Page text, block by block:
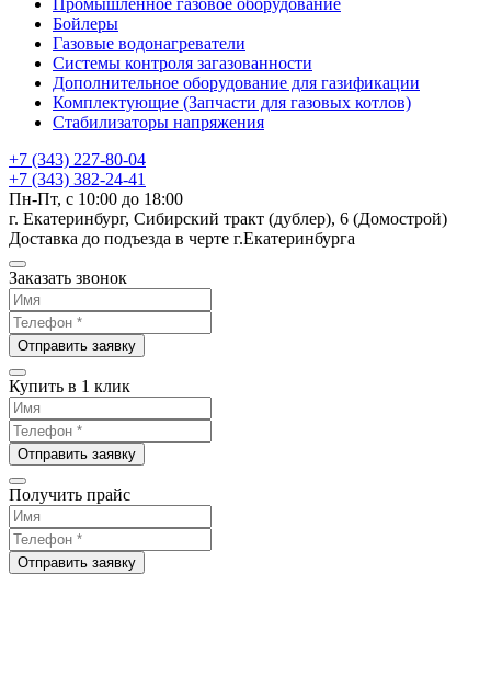
Промышленное газовое оборудование
Бойлеры
Газовые водонагреватели
Системы контроля загазованности
Дополнительное оборудование для газификации
Комплектующие (Запчасти для газовых котлов)
Стабилизаторы напряжения
+7 (343) 227-80-04
+7 (343) 382-24-41
Пн-Пт, с 10:00 до 18:00
г. Екатеринбург, Сибирский тракт (дублер), 6 (Домострой)
Доставка до подъезда в черте г.Екатеринбурга
Заказать звонок
Отправить заявку
Купить в 1 клик
Отправить заявку
Получить прайс
Отправить заявку